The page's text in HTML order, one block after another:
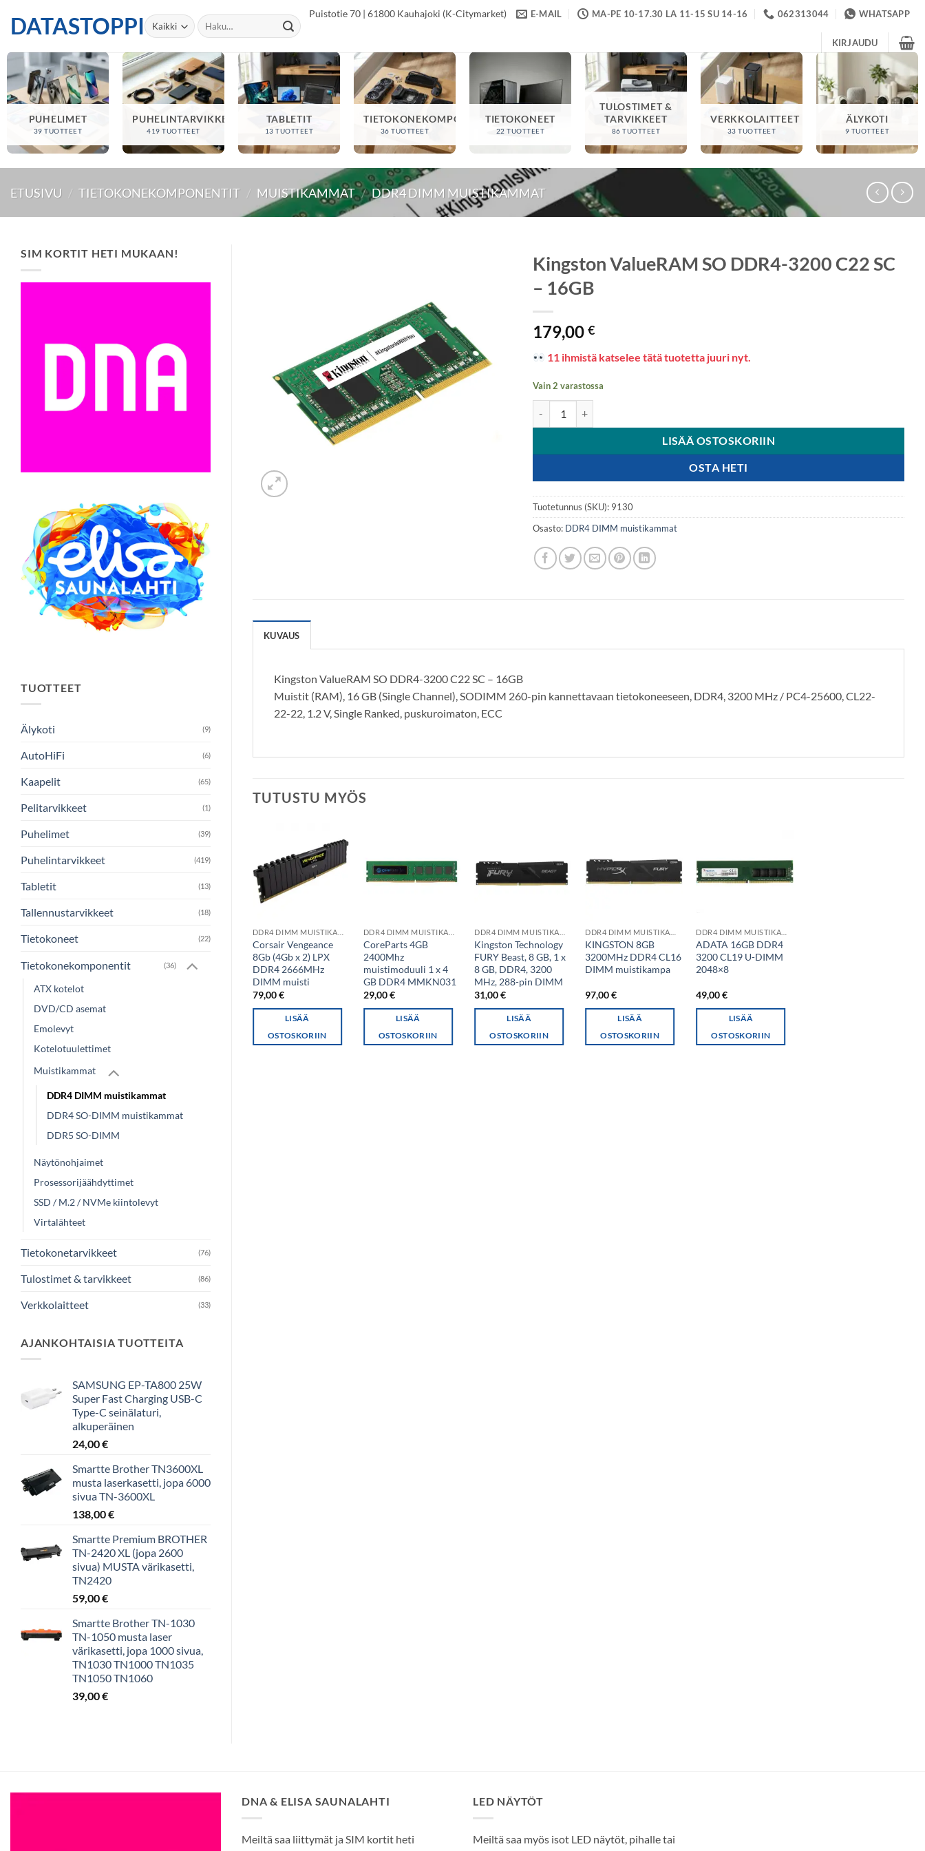
DATASTOPPI Etsi:
Puistotie 70 | 61800 Kauhajoki (K-Citymarket) E-MAIL MA-PE 10-17.30 LA 11-15 SU 14-16 062313044 WHATSAPP
KIRJAUDU
PUHELIMET
39 TUOTTEET
PUHELINTARVIKKEET
419 TUOTTEET
TABLETIT
13 TUOTTEET
TIETOKONEKOMPONENTIT
36 TUOTTEET
TIETOKONEET
22 TUOTTEET
TULOSTIMET &
TARVIKKEET
86 TUOTTEET
VERKKOLAITTEET
33 TUOTTEET
ÄLYKOTI
9 TUOTTEET
ETUSIVU / TIETOKONEKOMPONENTIT / MUISTIKAMMAT / DDR4 DIMM MUISTIKAMMAT
SIM KORTIT HETI MUKAAN!
TUOTTEET
Älykoti (9)
AutoHiFi (6)
Kaapelit (65)
Pelitarvikkeet (1)
Puhelimet (39)
Puhelintarvikkeet (419)
Tabletit (13)
Tallennustarvikkeet (18)
Tietokoneet (22)
Tietokonekomponentit (36)
ATX kotelot
DVD/CD asemat
Emolevyt
Kotelotuulettimet
Muistikammat
DDR4 DIMM muistikammat
DDR4 SO-DIMM muistikammat
DDR5 SO-DIMM
Näytönohjaimet
Prosessorijäähdyttimet
SSD / M.2 / NVMe kiintolevyt
Virtalähteet
Tietokonetarvikkeet (76)
Tulostimet & tarvikkeet (86)
Verkkolaitteet (33)
AJANKOHTAISIA TUOTTEITA
SAMSUNG EP-TA800 25W
Super Fast Charging USB-C
Type-C seinälaturi,
alkuperäinen
24,00€
Smartte Brother TN3600XL
musta laserkasetti, jopa 6000
sivua TN-3600XL
138,00€
Smartte Premium BROTHER
TN-2420 XL (jopa 2600
sivua) MUSTA värikasetti,
TN2420
59,00€
Smartte Brother TN-1030
TN-1050 musta laser
värikasetti, jopa 1000 sivua,
TN1030 TN1000 TN1035
TN1050 TN1060
39,00€
Kingston ValueRAM SO DDR4-3200 C22 SC
– 16GB
179,00€
11 ihmistä katselee tätä tuotetta juuri nyt.
Vain 2 varastossa
LISÄÄ OSTOSKORIIN
OSTA HETI
Tuotetunnus (SKU): 9130
Osasto: DDR4 DIMM muistikammat
KUVAUS
Kingston ValueRAM SO DDR4-3200 C22 SC – 16GB
Muistit (RAM), 16 GB (Single Channel), SODIMM 260-pin kannettavaan tietokoneeseen, DDR4, 3200 MHz / PC4-25600, CL22-
22-22, 1.2 V, Single Ranked, puskuroimaton, ECC
TUTUSTU MYÖS
Corsair Vengeance
8Gb (4Gb x 2) LPX
DDR4 2666MHz
DIMM muisti
79,00€
LISÄÄ
OSTOSKORIIN
CoreParts 4GB
2400Mhz
muistimoduuli 1 x 4
GB DDR4 MMKN031
29,00€
LISÄÄ
OSTOSKORIIN
Kingston Technology
FURY Beast, 8 GB, 1 x
8 GB, DDR4, 3200
MHz, 288-pin DIMM
31,00€
LISÄÄ
OSTOSKORIIN
KINGSTON 8GB
3200MHz DDR4 CL16
DIMM muistikampa
97,00€
LISÄÄ
OSTOSKORIIN
ADATA 16GB DDR4
3200 CL19 U-DIMM
2048×8
49,00€
LISÄÄ
OSTOSKORIIN
DNA & ELISA SAUNALAHTI
Meiltä saa liittymät ja SIM kortit heti
LED NÄYTÖT
Meiltä saa myös isot LED näytöt, pihalle tai